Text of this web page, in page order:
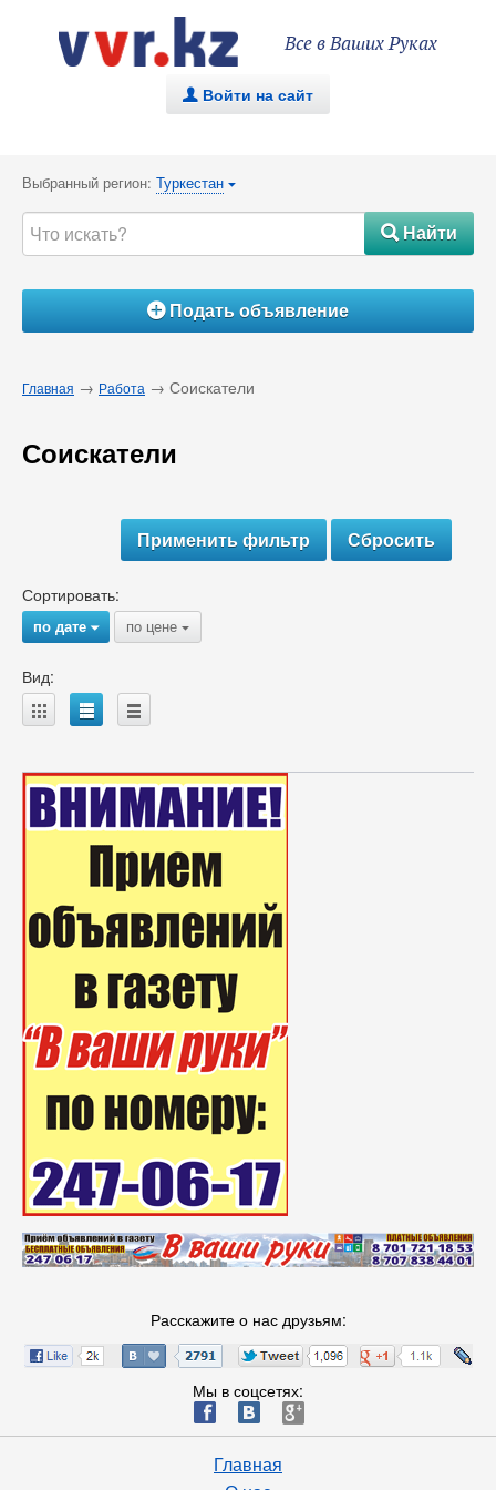
Все в Ваших Руках
. Войти на сайт
Выбранный регион: Туркестан {
#Найти
ÁПодать объявление
Главная → Работа → Соискатели
Соискатели
Сортировать:
по дате{ по цене {
Вид:
A B C
Расскажите о нас друзьям:
Мы в соцсетях:
ä æ è
Главная